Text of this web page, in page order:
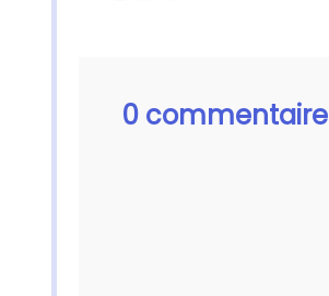
0 commentaire